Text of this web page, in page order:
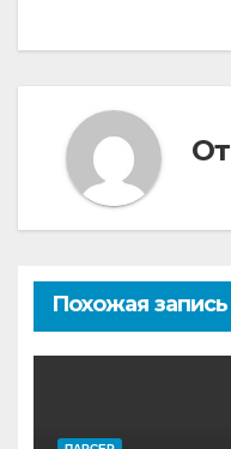
От
Похожая запись